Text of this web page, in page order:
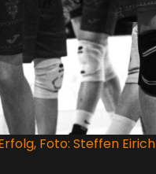
Foto: Steffen Eirich